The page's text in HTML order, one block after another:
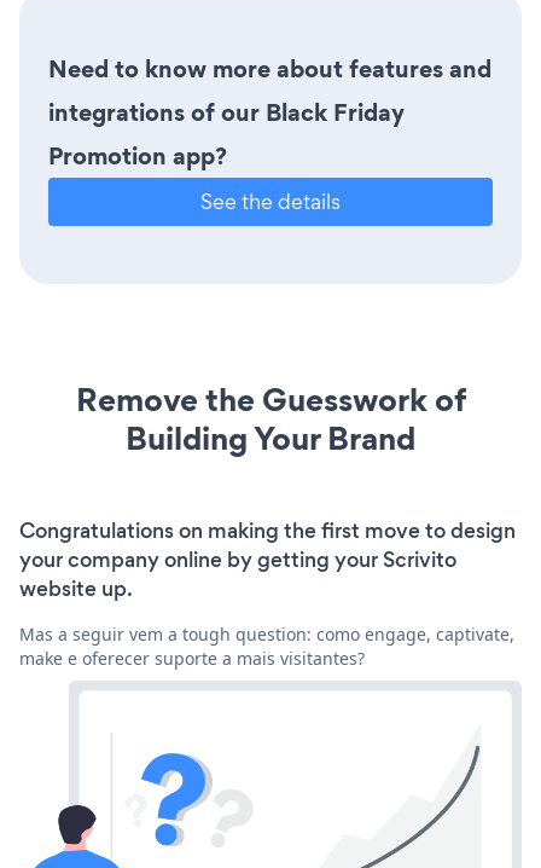
Need to know more about features and
integrations of our Black Friday
Promotion app?
See the details
Remove the Guesswork of
Building Your Brand
Congratulations on making the first move to design
your company online by getting your Scrivito
website up.
Mas a seguir vem a tough question: como engage, captivate,
make e oferecer suporte a mais visitantes?